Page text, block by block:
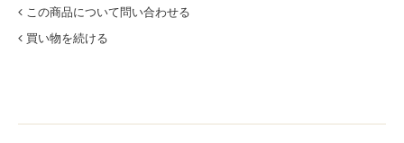
この商品について問い合わせる
買い物を続ける